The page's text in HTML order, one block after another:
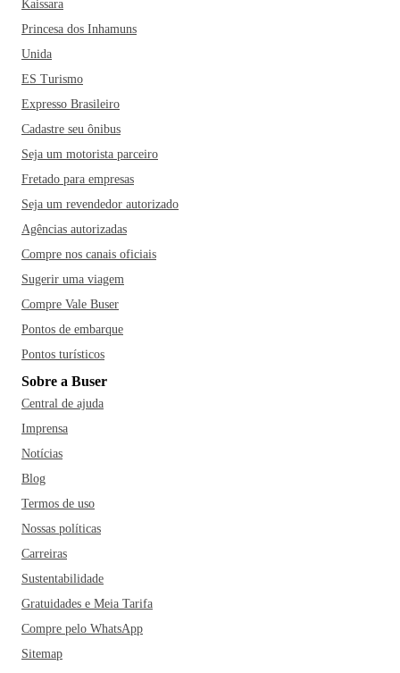
Kaissara
Princesa dos Inhamuns
Unida
ES Turismo
Expresso Brasileiro
Cadastre seu ônibus
Seja um motorista parceiro
Fretado para empresas
Seja um revendedor autorizado
Agências autorizadas
Compre nos canais oficiais
Sugerir uma viagem
Compre Vale Buser
Pontos de embarque
Pontos turísticos
Sobre a Buser
Central de ajuda
Imprensa
Notícias
Blog
Termos de uso
Nossas políticas
Carreiras
Sustentabilidade
Gratuidades e Meia Tarifa
Compre pelo WhatsApp
Sitemap